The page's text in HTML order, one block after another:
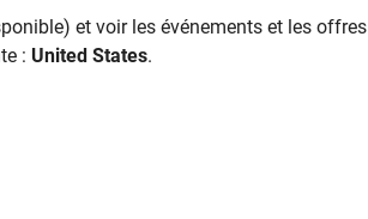
et voir les événements et les offres
: United States.